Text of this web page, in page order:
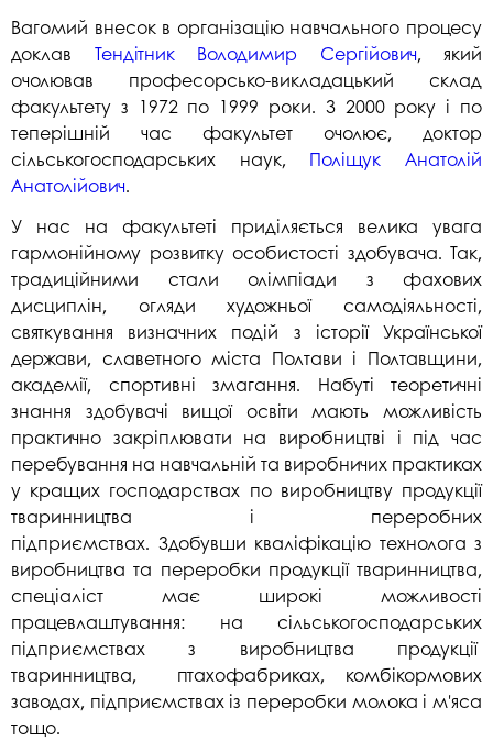
Вагомий внесок в організацію навчального процесу
доклав Тендітник Володимир Сергійович, який
очолював професорсько-викладацький склад
факультету з 1972 по 1999 роки. З 2000 року і по
теперішній час факультет очолює, доктор
сільськогосподарських наук, Поліщук Анатолій
Анатолійович.
У нас на факультеті приділяється велика увага
гармонійному розвитку особистості здобувача. Так,
традиційними стали олімпіади з фахових
дисциплін, огляди художньої самодіяльності,
святкування визначних подій з історії Української
держави, славетного міста Полтави і Полтавщини,
академії, спортивні змагання. Набуті теоретичні
знання здобувачі вищої освіти мають можливість
практично закріплювати на виробництві і під час
перебування на навчальній та виробничих практиках
у кращих господарствах по виробництву продукції
тваринництва і переробних
підприємствах. Здобувши кваліфікацію технолога з
виробництва та переробки продукції тваринництва,
спеціаліст має широкі можливості
працевлаштування: на сільськогосподарських
підприємствах з виробництва продукції
тваринництва, птахофабриках, комбікормових
заводах, підприємствах із переробки молока і м'яса
тощо.